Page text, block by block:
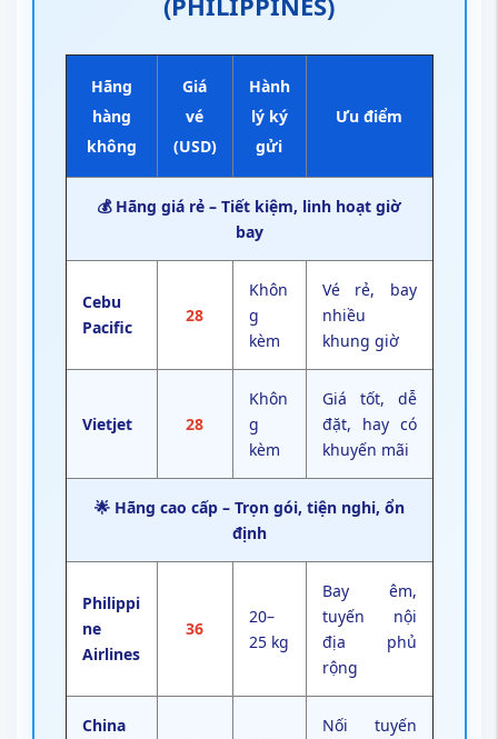
Hãng
hàng
không
Giá
vé
(USD)
Hành
lý ký
gửi
Ưu điểm
💰 Hãng giá rẻ – Tiết kiệm, linh hoạt giờ
bay
Cebu
Pacific
28
Khôn
g
kèm
Vé rẻ, bay
nhiều
khung giờ
Vietjet 28
Khôn
g
kèm
Giá tốt, dễ
đặt, hay có
khuyến mãi
🌟 Hãng cao cấp – Trọn gói, tiện nghi, ổn
định
Philippi
ne
Airlines
36
20–
25 kg
Bay êm,
tuyến nội
địa phủ
rộng
China
Nối tuyến